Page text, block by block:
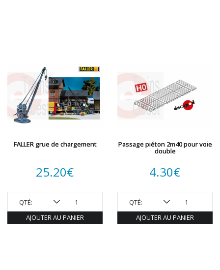
FALLER grue de chargement
25.20€
QTÉ:
AJOUTER AU PANIER
Passage piéton 2m40 pour voie
double
4.30€
QTÉ:
AJOUTER AU PANIER